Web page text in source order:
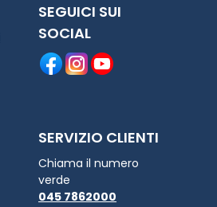
SEGUICI SUI
SOCIAL
SERVIZIO CLIENTI
Chiama il numero
verde
045 7862000